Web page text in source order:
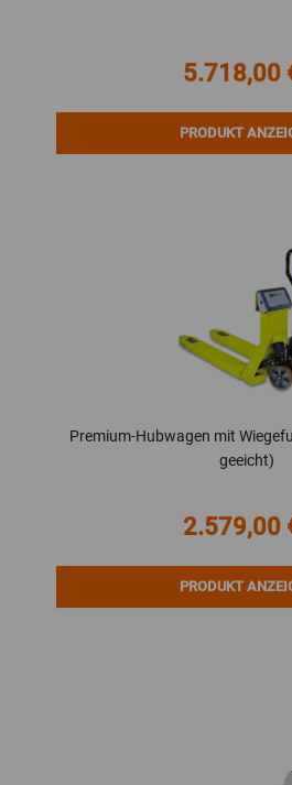
5.718,00
PRODUKT
Premium-Hubwagen mit
geeicht)
2.579,00
PRODUKT